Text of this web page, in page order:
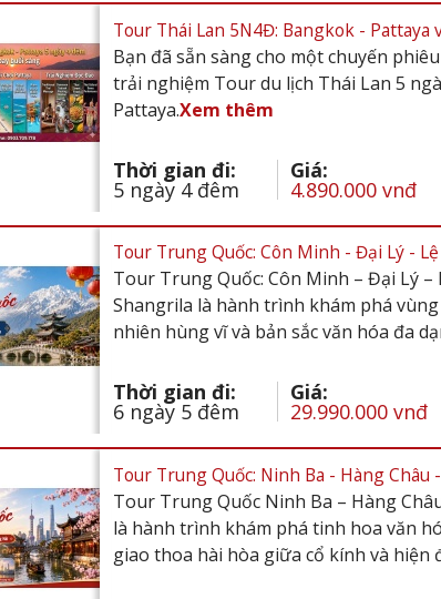
Tour Thái Lan 5N4Đ: Bangkok - Pattaya
Bạn đã sẵn sàng cho một chuyến
trải nghiệm Tour du lịch Thái Lan 5
Pattaya.Xem thêm
Thời gian đi:
5 ngày 4 đêm
Giá:
4.890.000 vnđ
Tour Trung Quốc: Côn Minh - Đại Lý -
Tour Trung Quốc: Côn Minh – Đại Lý
Shangrila là hành trình khám phá
nhiên hùng vĩ và bản sắc văn hóa đa
Thời gian đi:
6 ngày 5 đêm
Giá:
29.990.000 vnđ
Tour Trung Quốc: Ninh Ba - Hàng Châu
Tour Trung Quốc Ninh Ba – Hàng
là hành trình khám phá tinh hoa văn
giao thoa hài hòa giữa cổ kính và hiện